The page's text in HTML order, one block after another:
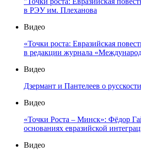
в РЭУ им. Плеханова
Видео
«Точки роста: Евразийская
в редакции журнала
Видео
Дзермант и Пантелеев о русскости
Видео
«Точки Роста – Минск»: Фёдор
основаниях евразийской
Видео